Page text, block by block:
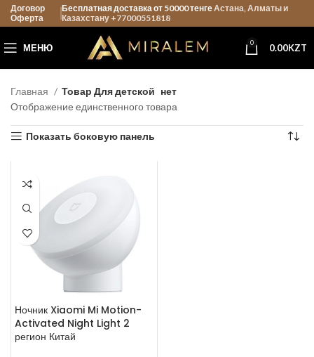
Договор
Оферта
Бесплатная доставка от 50000 тенгеАстана, Алматы и
Казахстану +77000551818
МЕНЮ 0 0.00KZT
Главная Товар Для детской нет
Отображение единственного товара
Показать боковую панель
Ночник Xiaomi Mi Motion-
Activated Night Light 2
регион Китай